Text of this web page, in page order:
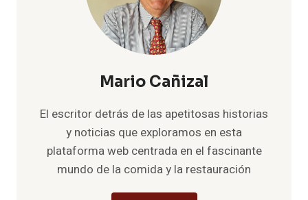
Mario Cañizal
El escritor detrás de las apetitosas historias
y noticias que exploramos en esta
plataforma web centrada en el fascinante
mundo de la comida y la restauración